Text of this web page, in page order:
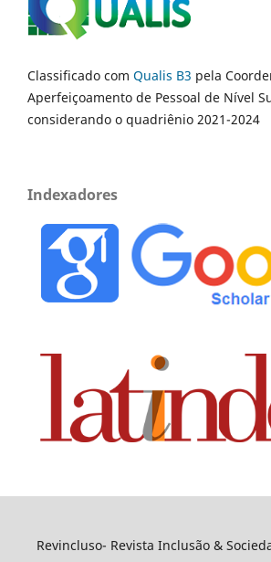
Classificado com Qualis B3 pela
Aperfeiçoamento de Pessoal de Nível
considerando o quadriênio 2021-2024
Indexadores
Revincluso- Revista Inclusão &